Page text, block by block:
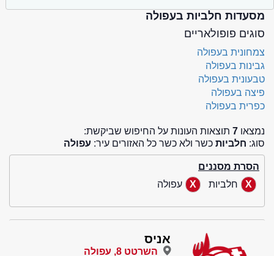
מסעדות חלביות בעפולה
סוגים פופולאריים
צמחונית בעפולה
גבינות בעפולה
טבעונית בעפולה
פיצה בעפולה
כפרית בעפולה
נמצאו 7 תוצאות העונות על החיפוש שביקשת:
סוג: חלביות כשר ולא כשר כל האזורים עיר: עפולה
הסרת מסננים
חלביות
עפולה
אניס
השרטט 8, עפולה